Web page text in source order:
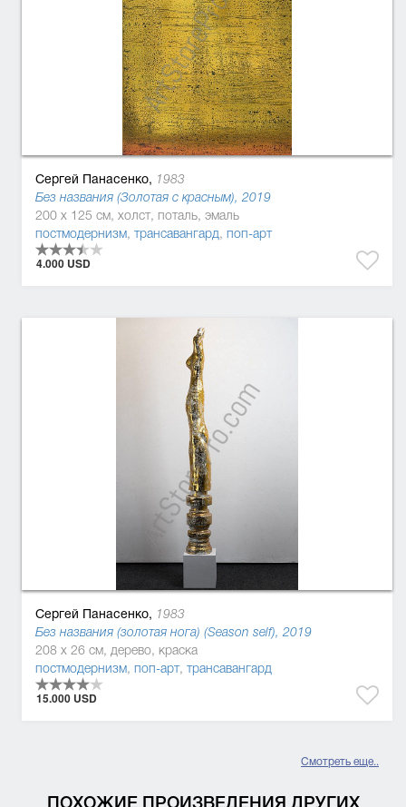
Сергей Панасенко, 1983
Без названия (Золотая с красным), 2019
200 x 125 см, холст, поталь, эмаль
постмодернизм, трансавангард, поп-арт
4.000 USD
Сергей Панасенко, 1983
Без названия (золотая нога) (Season self), 2019
208 x 26 см, дерево, краска
постмодернизм, поп-арт, трансавангард
15.000 USD
Смотреть еще..